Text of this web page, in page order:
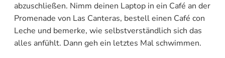
abzuschließen. Nimm deinen Laptop in ein Café an der
Promenade von Las Canteras, bestell einen Café con
Leche und bemerke, wie selbstverständlich sich das
alles anfühlt. Dann geh ein letztes Mal schwimmen.